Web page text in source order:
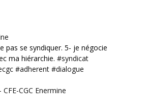
pas se syndiquer. 5- je négocie
ma hiérarchie. #syndicat
#adherent #dialogue
CGC Enermine